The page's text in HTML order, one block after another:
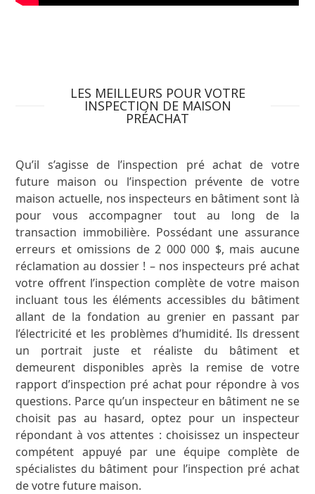
LES MEILLEURS POUR VOTRE
INSPECTION DE MAISON
PRÉACHAT
Qu’il s’agisse de l’inspection pré achat de votre
future maison ou l’inspection prévente de votre
maison actuelle, nos inspecteurs en bâtiment sont là
pour vous accompagner tout au long de la
transaction immobilière. Possédant une assurance
erreurs et omissions de 2 000 000 $, mais aucune
réclamation au dossier ! – nos inspecteurs pré achat
votre offrent l’inspection complète de votre maison
incluant tous les éléments accessibles du bâtiment
allant de la fondation au grenier en passant par
l’électricité et les problèmes d’humidité. Ils dressent
un portrait juste et réaliste du bâtiment et
demeurent disponibles après la remise de votre
rapport d’inspection pré achat pour répondre à vos
questions. Parce qu’un inspecteur en bâtiment ne se
choisit pas au hasard, optez pour un inspecteur
répondant à vos attentes : choisissez un inspecteur
compétent appuyé par une équipe complète de
spécialistes du bâtiment pour l’inspection pré achat
de votre future maison.